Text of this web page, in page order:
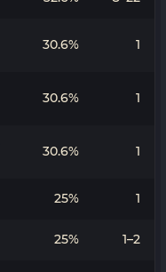
30.6% 1
30.6% 1
30.6% 1
25% 1
25% 1–2